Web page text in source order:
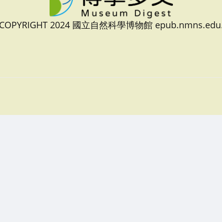
2024 國立自然科學博物館